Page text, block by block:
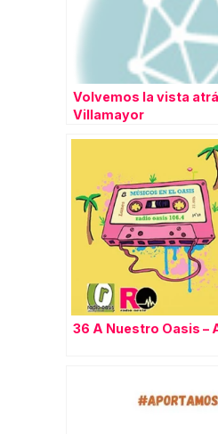
Volvemos la vista
Villamayor
36 A Nuestro Oasis –